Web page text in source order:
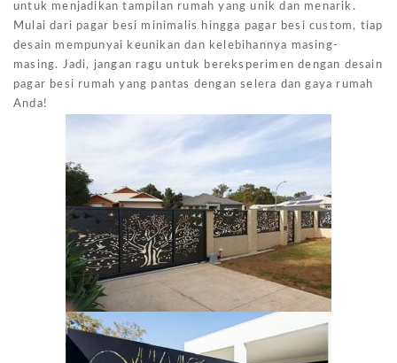
untuk menjadikan tampilan rumah yang unik dan menarik.
Mulai dari pagar besi minimalis hingga pagar besi custom, tiap
desain mempunyai keunikan dan kelebihannya masing-
masing. Jadi, jangan ragu untuk bereksperimen dengan desain
pagar besi rumah yang pantas dengan selera dan gaya rumah
Anda!